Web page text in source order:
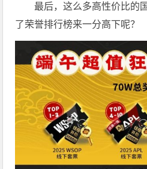
最后，这么多高性价比的
了荣誉排行榜来一分高下呢？